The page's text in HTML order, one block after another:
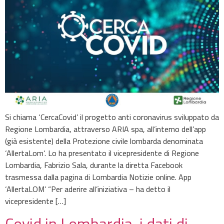
Si chiama ‘CercaCovid’ il progetto anti coronavirus sviluppato da
Regione Lombardia, attraverso ARIA spa, all’interno dell’app
(già esistente) della Protezione civile lombarda denominata
‘AllertaLom‘. Lo ha presentato il vicepresidente di Regione
Lombardia, Fabrizio Sala, durante la diretta Facebook
trasmessa dalla pagina di Lombardia Notizie online. App
‘AllertaLOM’ “Per aderire all’iniziativa – ha detto il
vicepresidente […]